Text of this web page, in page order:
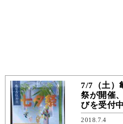
7/7（土）
祭が開催
びを受付
2018.7.4